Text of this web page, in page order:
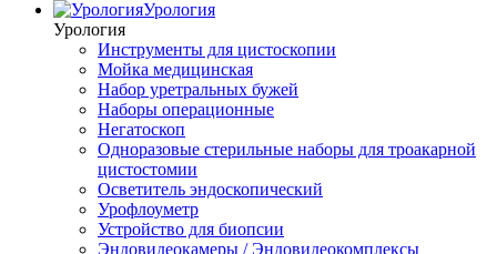
Урология
Урология
Инструменты для цистоскопии
Мойка медицинская
Набор уретральных бужей
Наборы операционные
Негатоскоп
Одноразовые стерильные наборы для троакарной
цистостомии
Осветитель эндоскопический
Урофлоуметр
Устройство для биопсии
Эндовидеокамеры / Эндовидеокомплексы